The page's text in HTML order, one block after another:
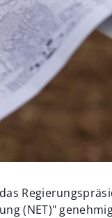
(NET)"